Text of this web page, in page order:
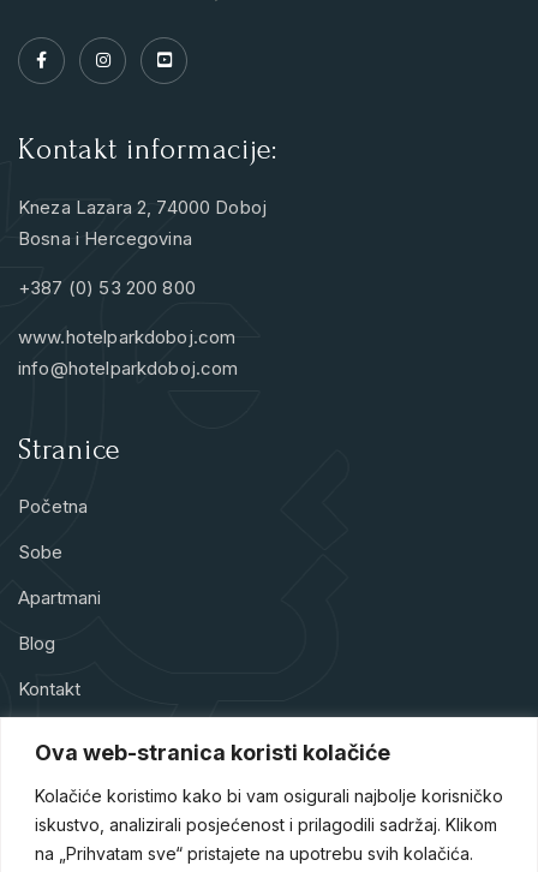
Ova web-stranica koristi kolačiće
Kolačiće koristimo kako bi vam osigurali najbolje korisničko
iskustvo, analizirali posjećenost i prilagodili sadržaj. Klikom
na „Prihvatam sve“ pristajete na upotrebu svih kolačića.
Kontakt informacije:
Kneza Lazara 2, 74000 Doboj
Bosna i Hercegovina
+387 (0) 53 200 800
www.hotelparkdoboj.com
info@hotelparkdoboj.com
Stranice
Početna
Sobe
Apartmani
Blog
Kontakt
Hotel Park Doboj je hotel sa četiri zvjezdice smješten u srcu
Doboja, jednog od turističkih raskršća Bosne i Hercegovine.